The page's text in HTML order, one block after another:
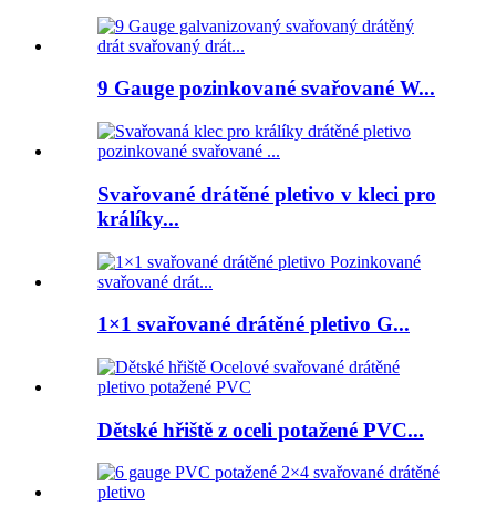
9 Gauge pozinkované svařované W...
Svařované drátěné pletivo v kleci pro
králíky...
1×1 svařované drátěné pletivo G...
Dětské hřiště z oceli potažené PVC...